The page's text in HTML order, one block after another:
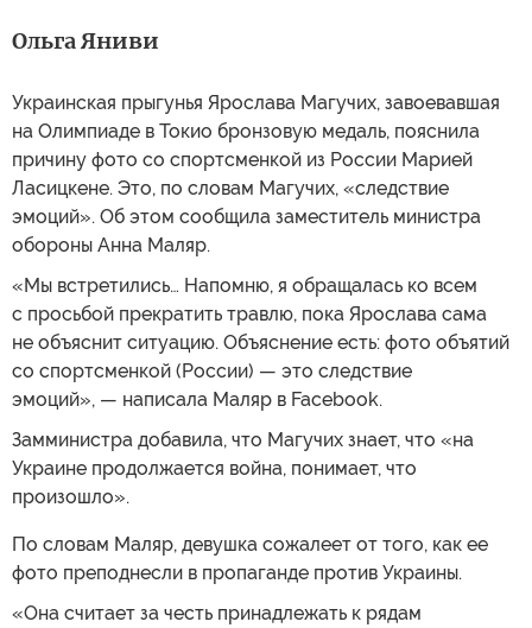
Ольга Яниви
Украинская прыгунья Ярослава Магучих, завоевавшая
на Олимпиаде в Токио бронзовую медаль, пояснила
причину фото со спортсменкой из России Марией
Ласицкене. Это, по словам Магучих, «следствие
эмоций». Об этом сообщила заместитель министра
обороны Анна Маляр.
«Мы встретились… Напомню, я обращалась ко всем
с просьбой прекратить травлю, пока Ярослава сама
не объяснит ситуацию. Объяснение есть: фото объятий
со спортсменкой (России) — это следствие
эмоций», — написала Маляр в Facebook.
Замминистра добавила, что Магучих знает, что «на
Украине продолжается война, понимает, что
произошло».
По словам Маляр, девушка сожалеет от того, как ее
фото преподнесли в пропаганде против Украины.
«Она считает за честь принадлежать к рядам